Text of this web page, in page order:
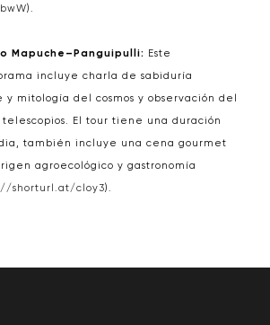
).
Mapuche–Panguipulli: Este
incluye charla de sabiduría
y mitología del cosmos y observación del
El tour tiene una duración
también incluye una cena gourmet
agroecológico y gastronomía
shorturl.at/cloy3).